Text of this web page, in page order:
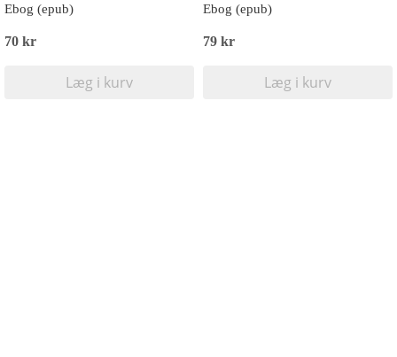
Ebog (epub)
70 kr
Læg i kurv
Ebog (epub)
79 kr
Læg i kurv